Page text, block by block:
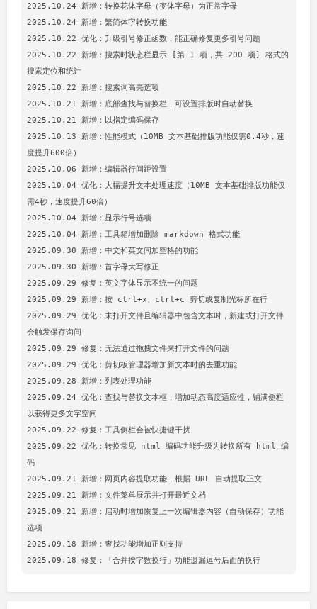
2025.10.24 新增：转换花体字母（变体字母）为正常字母
2025.10.24 新增：繁简体字转换功能
2025.10.22 优化：升级引号修正函数，能正确修复更多引号问题
2025.10.22 新增：搜索时状态栏显示 [第 1 项，共 200 项] 格式的
搜索定位和统计
2025.10.22 新增：搜索词高亮选项
2025.10.21 新增：底部查找与替换栏，可设置排版时自动替换
2025.10.21 新增：以指定编码保存
2025.10.13 新增：性能模式（10MB 文本基础排版功能仅需0.4秒，速
度提升600倍）
2025.10.06 新增：编辑器行间距设置
2025.10.04 优化：大幅提升文本处理速度（10MB 文本基础排版功能仅
需4秒，速度提升60倍）
2025.10.04 新增：显示行号选项
2025.10.04 新增：工具箱增加删除 markdown 格式功能
2025.09.30 新增：中文和英文间加空格的功能
2025.09.30 新增：首字母大写修正
2025.09.29 修复：英文字体显示不统一的问题
2025.09.29 新增：按 ctrl+x、ctrl+c 剪切或复制光标所在行
2025.09.29 优化：未打开文件且编辑器中包含文本时，新建或打开文件
会触发保存询问
2025.09.29 修复：无法通过拖拽文件来打开文件的问题
2025.09.29 优化：剪切板管理器增加新文本时的去重功能
2025.09.28 新增：列表处理功能
2025.09.24 优化：查找与替换文本框，增加动态高度适应性，铺满侧栏
以获得更多文字空间
2025.09.22 修复：工具侧栏会被快捷键干扰
2025.09.22 优化：转换常见 html 编码功能升级为转换所有 html 编
码
2025.09.21 新增：网页内容提取功能，根据 URL 自动提取正文
2025.09.21 新增：文件菜单展示并打开最近文档
2025.09.21 新增：启动时增加恢复上一次编辑器内容（自动保存）功能
选项
2025.09.18 新增：查找功能增加正则支持
2025.09.18 修复：「合并按字数换行」功能遗漏逗号后面的换行